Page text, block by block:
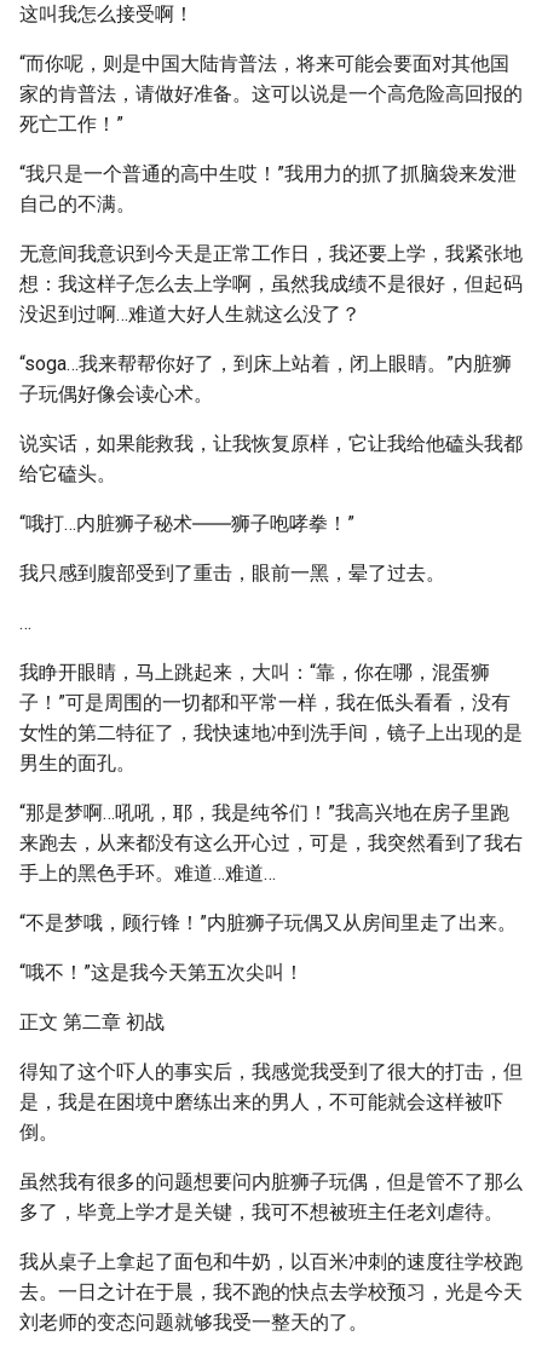
这叫我怎么接受啊！
“而你呢，则是中国大陆肯普法，将来可能会要面对其他国
家的肯普法，请做好准备。这可以说是一个高危险高回报的
死亡工作！”
“我只是一个普通的高中生哎！”我用力的抓了抓脑袋来发泄
自己的不满。
无意间我意识到今天是正常工作日，我还要上学，我紧张地
想：我这样子怎么去上学啊，虽然我成绩不是很好，但起码
没迟到过啊…难道大好人生就这么没了？
“soga…我来帮帮你好了，到床上站着，闭上眼睛。”内脏狮
子玩偶好像会读心术。
说实话，如果能救我，让我恢复原样，它让我给他磕头我都
给它磕头。
“哦打…内脏狮子秘术――狮子咆哮拳！”
我只感到腹部受到了重击，眼前一黑，晕了过去。
…
我睁开眼睛，马上跳起来，大叫：“靠，你在哪，混蛋狮
子！”可是周围的一切都和平常一样，我在低头看看，没有
女性的第二特征了，我快速地冲到洗手间，镜子上出现的是
男生的面孔。
“那是梦啊…吼吼，耶，我是纯爷们！”我高兴地在房子里跑
来跑去，从来都没有这么开心过，可是，我突然看到了我右
手上的黑色手环。难道…难道…
“不是梦哦，顾行锋！”内脏狮子玩偶又从房间里走了出来。
“哦不！”这是我今天第五次尖叫！
正文 第二章 初战
得知了这个吓人的事实后，我感觉我受到了很大的打击，但
是，我是在困境中磨练出来的男人，不可能就会这样被吓
倒。
虽然我有很多的问题想要问内脏狮子玩偶，但是管不了那么
多了，毕竟上学才是关键，我可不想被班主任老刘虐待。
我从桌子上拿起了面包和牛奶，以百米冲刺的速度往学校跑
去。一日之计在于晨，我不跑的快点去学校预习，光是今天
刘老师的变态问题就够我受一整天的了。